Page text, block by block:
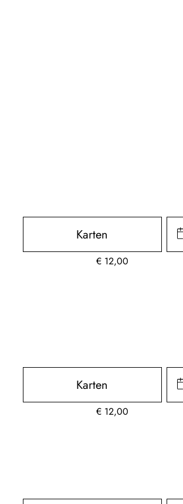
Karten
€ 12,00
Karten
€ 12,00